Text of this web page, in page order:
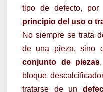
tipo de defecto,
principio del uso o
No siempre se trata
de una pieza, sino
conjunto de piezas
bloque
tratarse de un